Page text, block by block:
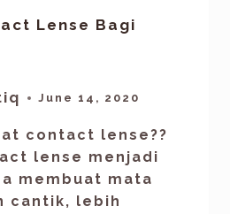
Lense Bagi
June 14, 2020
contact lense??
lense menjadi
membuat mata
cantik, lebih